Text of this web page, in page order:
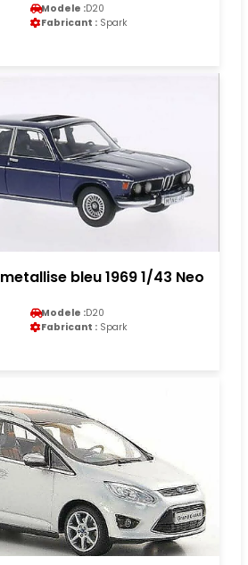
Modele :D20
Fabricant : Spark
bleu 1969 1/43 Neo
Modele :D20
Fabricant : Spark